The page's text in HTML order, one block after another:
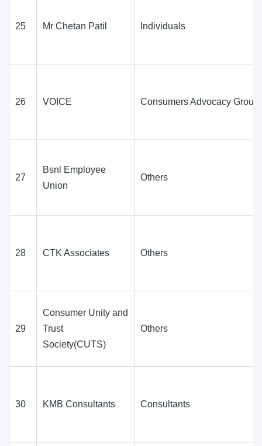
25 Mr Chetan Patil Individuals
26 VOICE Consumers Advocacy
27
Bsnl Employee
Union
Others
28 CTK Associates Others
29
Consumer Unity and
Trust
Society(CUTS)
Others
30 KMB Consultants Consultants